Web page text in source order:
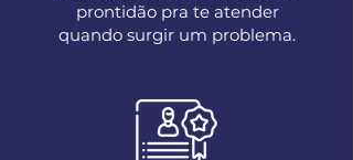
prontidão pra te atender
quando surgir um problema.